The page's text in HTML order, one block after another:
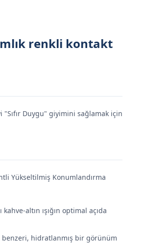
renkli kontakt
"Sıfır Duygu" giyimini sağlamak için
Yükseltilmiş Konumlandırma
altın ışığın optimal açıda
benzeri, hidratlanmış bir görünüm